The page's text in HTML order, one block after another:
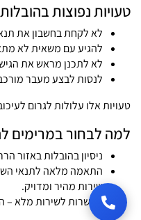
טעויות נפוצות
לא לקחת בחשבון את
להגיע עם משאית לא
לא לתכנן מראש את
לנסות לבצע מעבר
טעויות אלו עלולות לגרום
למה לבחור במרימים
ניסיון בהובלות באזור
התאמה מלאה לתנאי
שירות מהיר ומדויק.
אפשרות לשירות מלא –